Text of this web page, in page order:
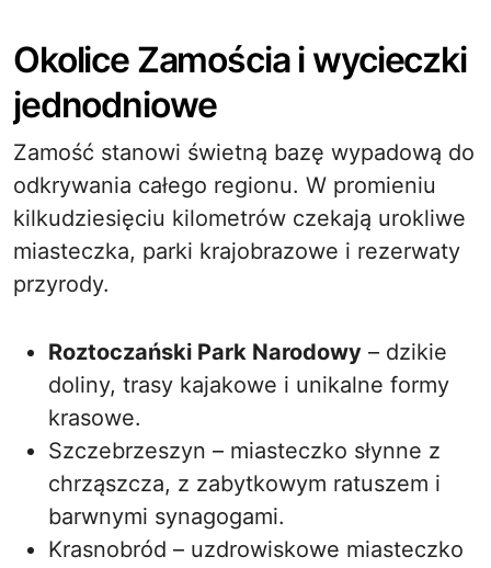
Okolice Zamościa i wycieczki
jednodniowe
Zamość stanowi świetną bazę wypadową do
odkrywania całego regionu. W promieniu
kilkudziesięciu kilometrów czekają urokliwe
miasteczka, parki krajobrazowe i rezerwaty
przyrody.
Roztoczański Park Narodowy – dzikie
doliny, trasy kajakowe i unikalne formy
krasowe.
Szczebrzeszyn – miasteczko słynne z
chrząszcza, z zabytkowym ratuszem i
barwnymi synagogami.
Krasnobród – uzdrowiskowe miasteczko